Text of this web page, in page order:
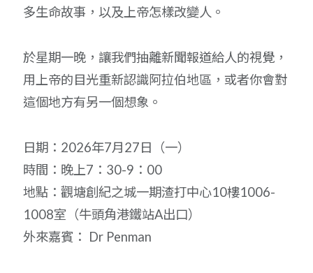
多生命故事，以及上帝怎樣改變人。
於星期一晚，讓我們抽離新聞報道給人的視覺，
用上帝的目光重新認識阿拉伯地區，或者你會對
這個地方有另一個想象。
日期：2026年7月27日（一）
時間：晚上7：30-9：00
地點：觀塘創紀之城一期渣打中心10樓1006-
1008室（牛頭角港鐵站A出口）
外來嘉賓： Dr Penman